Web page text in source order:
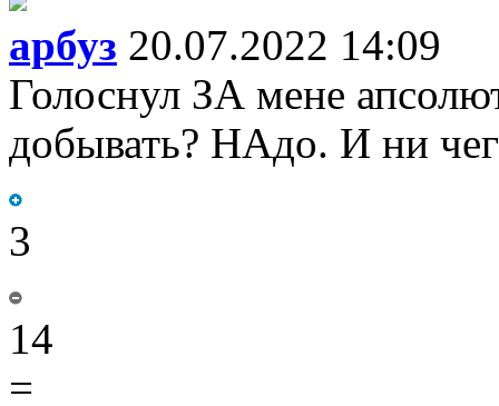
арбуз 20.07.2022 14:09
Голоснул ЗА мене
добывать? НАдо. И ни
3
14
=